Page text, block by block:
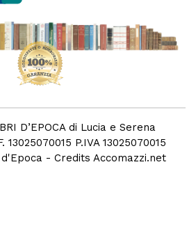
D’EPOCA di Lucia e Serena
13025070015 P.IVA 13025070015
- Credits Accomazzi.net